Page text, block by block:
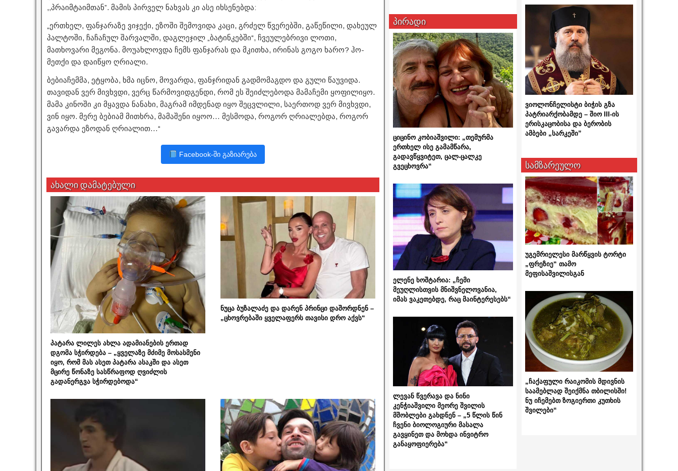
,,პრაიმტაიმთან”. მამის პირველ ნახვას კი ასე იხსენებდა:
„ერთხელ, ფანჯარაზე ვიჯექი, ეზოში შემოვიდა კაცი, გრძელ წვერებში, გაწეწილი, დახეულ
პალტოში, ჩაჩაჩულ შარვალში, დაგლეჯილ „ბატინკებში“, ჩვეულებრივი ლოთი,
მათხოვარი მეგონა. მოუახლოვდა ჩემს ფანჯარას და მკითხა, ირინას გოგო ხარო? ჰო-
მეთქი და დაიწყო ღრიალი.
ბებიაჩემმა, ეტყობა, ხმა იცნო, მოვარდა, ფანჯრიდან გადმომაგდო და გული წაუვიდა.
თავიდან ვერ მივხვდი, ვერც წარმოვიდგენდი, რომ ეს შეიძლებოდა მამაჩემი ყოფილიყო.
მამა კინოში კი მყავდა ნანახი, მაგრამ იმდენად იყო შეცვლილი, საერთოდ ვერ მივხვდი,
ვინ იყო. მერე ბებიამ მითხრა, მამაშენი იყოო… მესმოდა, როგორ ღრიალებდა, როგორ
გავარდა ეზოდან ღრიალით…“
Facebook-ში გაზიარება
ახალი დამატებული
პატარა ლილეს ახლა ადამიანების ერთად
დგომა სჭირდება – „ყველაზე მძიმე მოსასმენი
იყო, რომ მას ასეთ პატარა ასაკში და ასეთ
მცირე წონაზე სასწრაფოდ ღვიძლის
გადანერგვა სჭირდებოდა“
ნუცა ბუზალაძე და დარენ პრინცი დაშორდნენ –
„ცხოვრებაში ყველაფერს თავისი დრო აქვს“
პირადი
ციცინო კობიაშვილი: „თემურმა
ერთხელ ისე გამამწარა,
გადავწყვიტეთ, ცალ-ცალკე
გვეცხოვრა“
ელენე ხოშტარია: „ჩემი
მეუღლისთვის მნიშვნელოვანია,
იმას ვაკეთებდე, რაც მაინტერესებს“
ლევან წვერავა და ნინი
კენჭიაშვილი მეორე შვილის
მშობლები გახდნენ – „5 წლის წინ
ჩვენი ბიოლოგიური მასალა
გავყინეთ და მოხდა ინვიტრო
განაყოფიერება“
ვიოლონჩელისტი ბიჭის გზა
პატრიარქობამდე – შიო III-ის
ერისკაცობისა და ბერობის
ამბები „სარკეში”
სამზარეულო
უგემრიელესი მარწყვის ტორტი
„ფრეზიე“ თამო
მეფისაშვილისგან
„ჩაქაფული რაიკომის მდივნის
საამებლად შეიქმნა თბილისში!
ნუ იჩემებთ ზოგიერთი კუთხის
შვილები“